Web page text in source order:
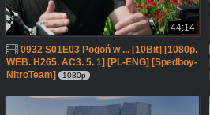
44:14
0932 S01E03 Pogoń w ... [10Bit] [1080p.
WEB. H265. AC3. 5. 1] [PL-ENG] [Spedboy-
NitroTeam]
1080p